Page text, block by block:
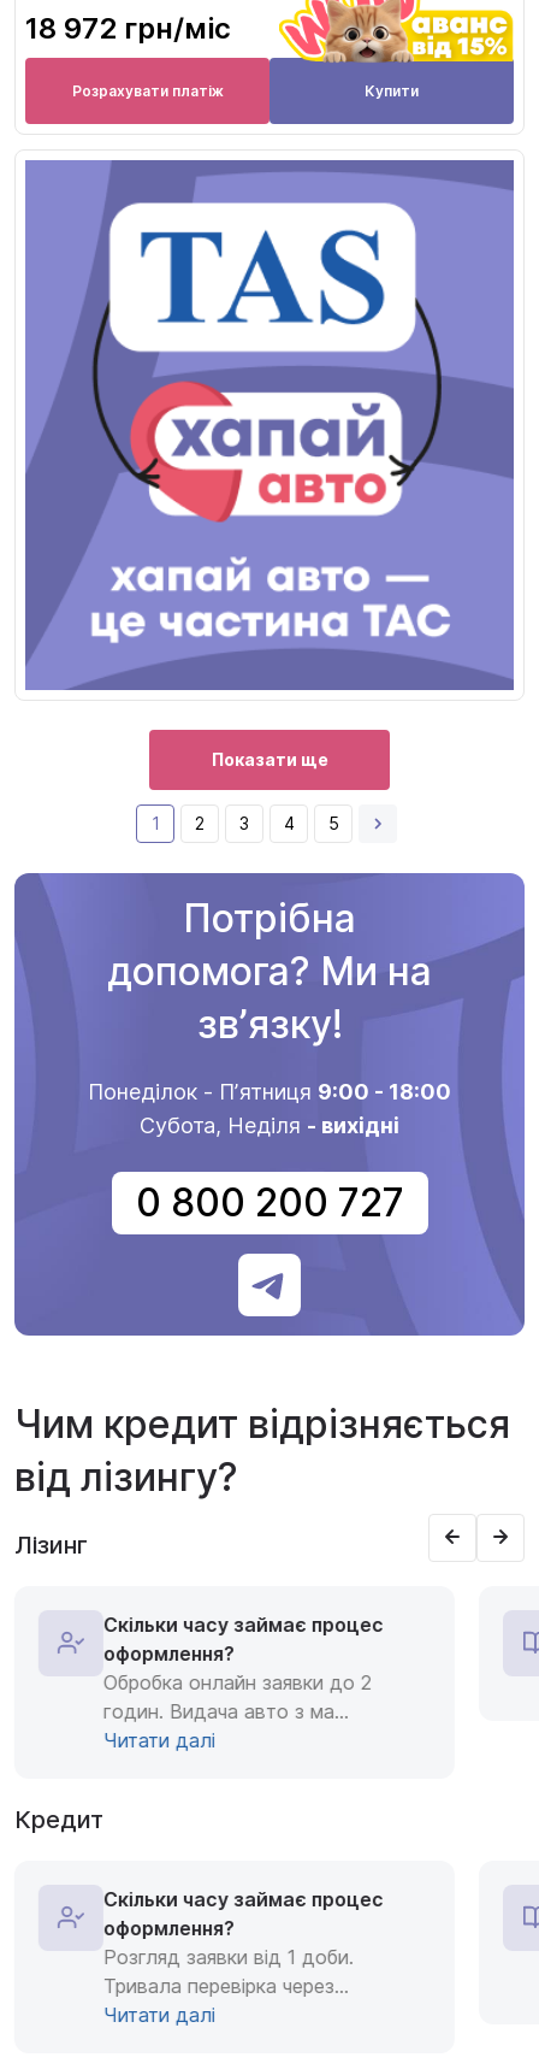
18 972 грн/міс
Розрахувати платіж Купити
Показати ще
1 2 3 4 5
Потрібна
допомога? Ми на
звʼязку!
Понеділок - Пʼятниця 9:00 - 18:00
Субота, Неділя - вихідні
0 800 200 727
Чим кредит відрізняється
від лізингу?
Лізинг
Скільки часу займає процес
оформлення?
Обробка онлайн заявки до 2
годин. Видача авто з ма...
Читати далі
Кредит
Скільки часу займає процес
оформлення?
Розгляд заявки від 1 доби.
Тривала перевірка через...
Читати далі